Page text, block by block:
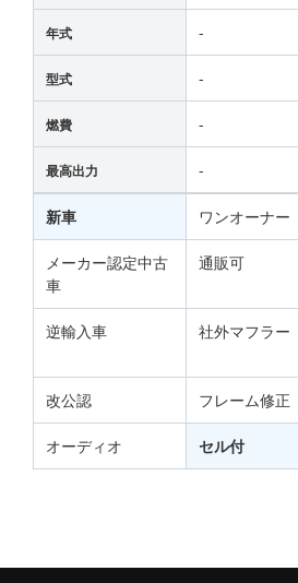
年式 -
型式 -
燃費 -
最高出力 -
新車 ワンオーナー
メーカー認定中古
車
通販可
逆輸入車 社外マフラー
改公認 フレーム修正
オーディオ セル付